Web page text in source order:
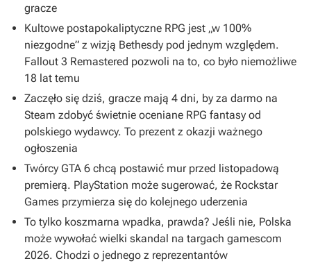
gracze
Kultowe postapokaliptyczne RPG jest „w 100%
niezgodne” z wizją Bethesdy pod jednym względem.
Fallout 3 Remastered pozwoli na to, co było niemożliwe
18 lat temu
Zaczęło się dziś, gracze mają 4 dni, by za darmo na
Steam zdobyć świetnie oceniane RPG fantasy od
polskiego wydawcy. To prezent z okazji ważnego
ogłoszenia
Twórcy GTA 6 chcą postawić mur przed listopadową
premierą. PlayStation może sugerować, że Rockstar
Games przymierza się do kolejnego uderzenia
To tylko koszmarna wpadka, prawda? Jeśli nie, Polska
może wywołać wielki skandal na targach gamescom
2026. Chodzi o jednego z reprezentantów